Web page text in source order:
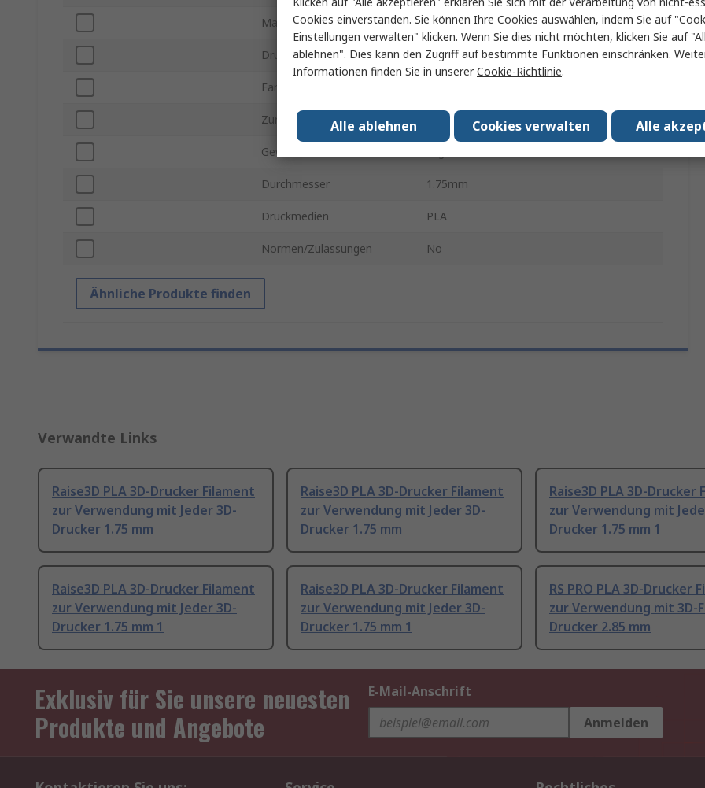
Materialart Polymilchsäure
Drucktechnik Fused Deposition Modelling (FDM)
Farbe
Zur Verwendung mit Jeder 3D-Drucker
Gewicht
Durchmesser 1.75mm
Druckmedien PLA
Normen/Zulassungen No
Ähnliche Produkte finden
Verwandte Links
Raise3D PLA 3D-Drucker Filament
zur Verwendung mit Jeder 3D-
Drucker 1.75 mm
Raise3D PLA 3D-Drucker Filament
zur Verwendung mit Jeder 3D-
Drucker 1.75 mm
Raise3D PLA 3D-Drucker
zur Verwendung mit
Drucker 1.75 mm 1
Raise3D PLA 3D-Drucker Filament
zur Verwendung mit Jeder 3D-
Drucker 1.75 mm 1
Raise3D PLA 3D-Drucker Filament
zur Verwendung mit Jeder 3D-
Drucker 1.75 mm 1
RS PRO PLA 3D-Drucker
zur Verwendung mit 3D-
Drucker 2.85 mm
Exklusiv für Sie unsere neuesten
Produkte und Angebote
E-Mail-Anschrift
Anmelden
Cookies einverstanden. Sie können Ihre Cookies auswählen, indem Sie auf
Einstellungen verwalten" klicken. Wenn Sie dies nicht möchten, klicken Sie auf
ablehnen". Dies kann den Zugriff auf bestimmte Funktionen einschränken.
Informationen finden Sie in unsererCookie-Richtlinie.
Alle
Cookies verwalten
Alle ablehnen